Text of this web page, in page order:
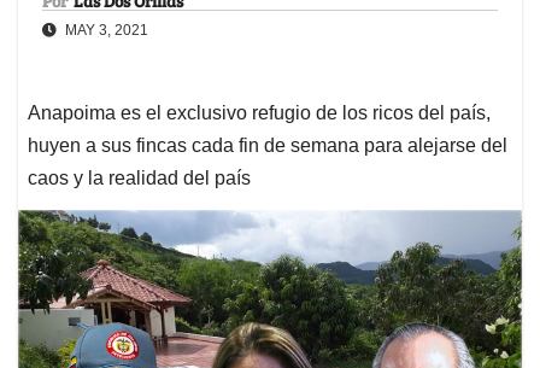
MAY 3, 2021
Anapoima es el exclusivo refugio de los ricos del país,
huyen a sus fincas cada fin de semana para alejarse del
caos y la realidad del país